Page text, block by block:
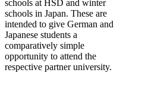
schools at HSD and winter
schools in Japan. These are
intended to give German and
Japanese students a
comparatively simple
opportunity to attend the
respective partner university.​​